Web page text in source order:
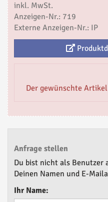
inkl. MwSt.
Anzeigen-Nr.: 719
Externe Anzeigen-Nr.: IP
Der gewünschte
Anfrage stellen
Du bist nicht als Benutzer
Deinen Namen und E-
Ihr Name: